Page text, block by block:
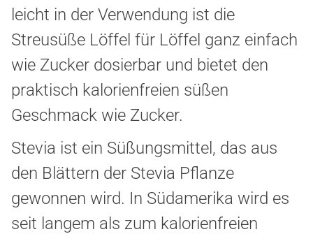
leicht in der Verwendung ist die
Streusüße Löffel für Löffel ganz einfach
wie Zucker dosierbar und bietet den
praktisch kalorienfreien süßen
Geschmack wie Zucker.
Stevia ist ein Süßungsmittel, das aus
den Blättern der Stevia Pflanze
gewonnen wird. In Südamerika wird es
seit langem als zum kalorienfreien